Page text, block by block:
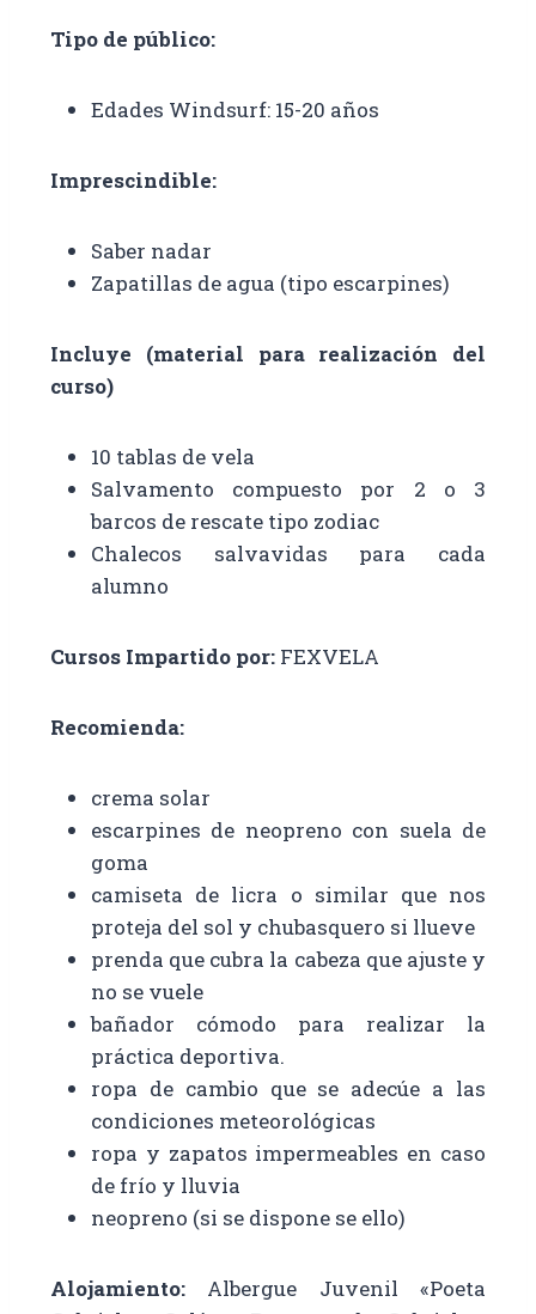
Tipo de público:
Edades Windsurf: 15-20 años
Imprescindible:
Saber nadar
Zapatillas de agua (tipo escarpines)
Incluye (material para realización del
curso)
10 tablas de vela
Salvamento compuesto por 2 o 3
barcos de rescate tipo zodiac
Chalecos salvavidas para cada
alumno
Cursos Impartido por: FEXVELA
Recomienda:
crema solar
escarpines de neopreno con suela de
goma
camiseta de licra o similar que nos
proteja del sol y chubasquero si llueve
prenda que cubra la cabeza que ajuste y
no se vuele
bañador cómodo para realizar la
práctica deportiva.
ropa de cambio que se adecúe a las
condiciones meteorológicas
ropa y zapatos impermeables en caso
de frío y lluvia
neopreno (si se dispone se ello)
Alojamiento: Albergue Juvenil «Poeta